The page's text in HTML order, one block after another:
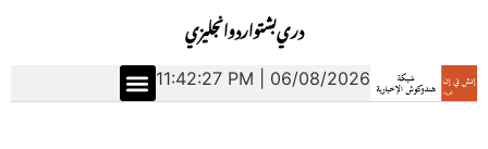
انجليزياردوبشتودري
11:42:28 PM | 06/08/2026